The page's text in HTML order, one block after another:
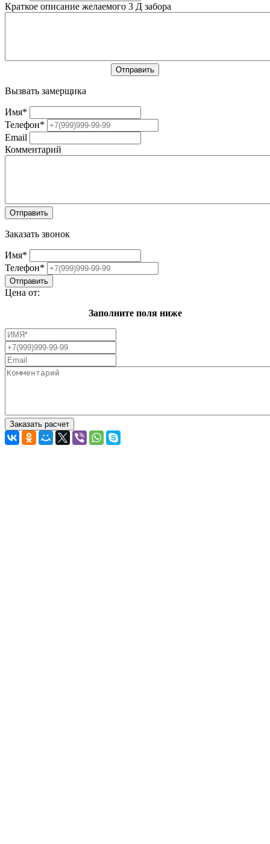
Краткое описание желаемого 3 Д забора
Вызвать замерщика
Имя*
Телефон*
Email
Комментарий
Заказать звонок
Имя*
Телефон*
Цена от:
Заполните поля ниже